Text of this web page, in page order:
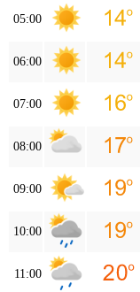
05:00
06:00
07:00
08:00
09:00
10:00
11:00